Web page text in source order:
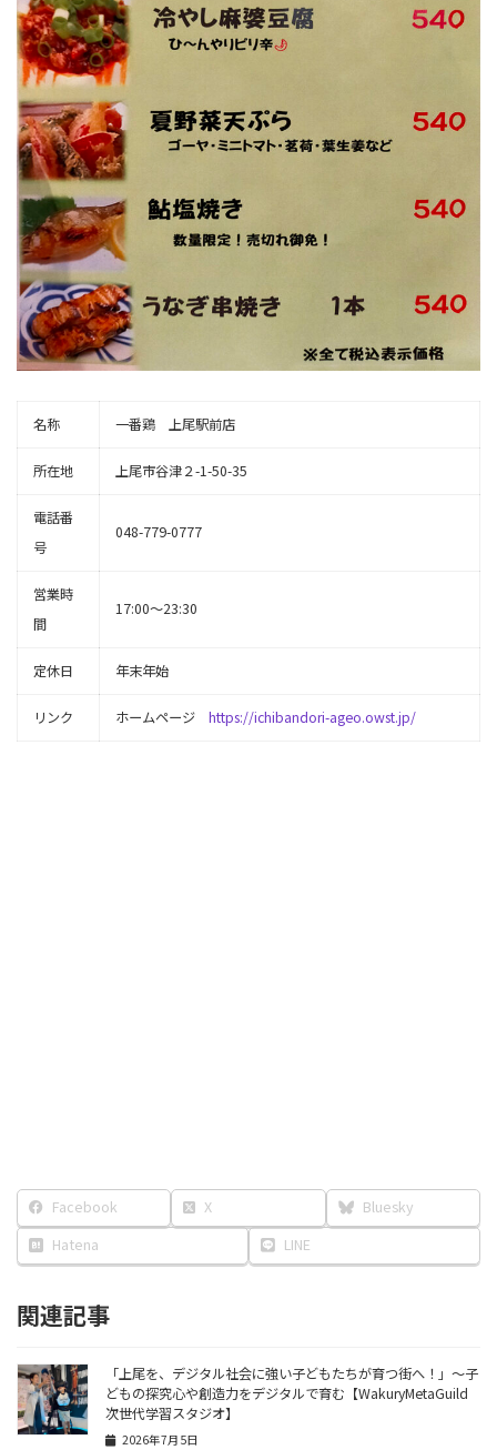
名称 一番鶏 上尾駅前店
所在地 上尾市谷津２-1-50-35
電話番
号
048-779-0777
営業時
間
17:00～23:30
定休日 年末年始
リンク ホームページ https://ichibandori-ageo.owst.jp/
Facebook X
Bluesky
Hatena
LINE
関連記事
「上尾を、デジタル社会に強い子どもたちが育つ街へ！」〜子
どもの探究心や創造力をデジタルで育む【WakuryMetaGuild
次世代学習スタジオ】
2026年7月5日